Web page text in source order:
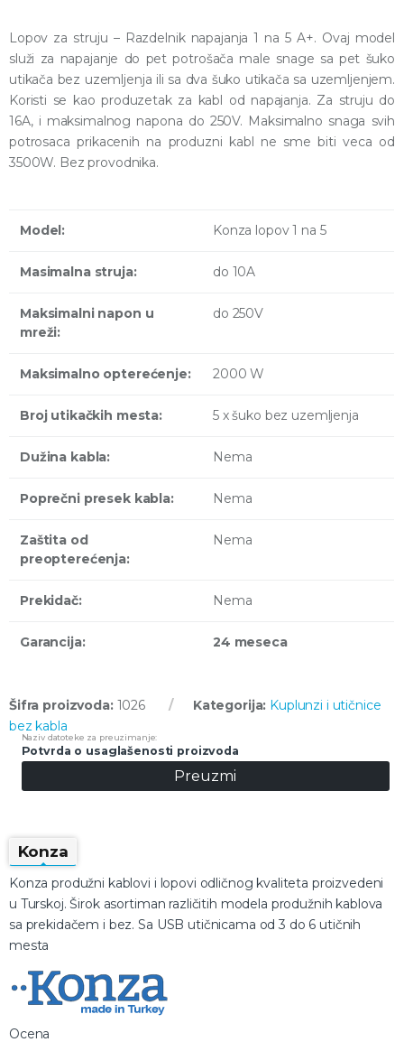
Lopov za struju – Razdelnik napajanja 1 na 5 A+. Ovaj model
služi za napajanje do pet potrošača male snage sa pet šuko
utikača bez uzemljenja ili sa dva šuko utikača sa uzemljenjem.
Koristi se kao produzetak za kabl od napajanja. Za struju do
16A, i maksimalnog napona do 250V. Maksimalno snaga svih
potrosaca prikacenih na produzni kabl ne sme biti veca od
3500W. Bez provodnika.
Model: Konza lopov 1 na 5
Masimalna struja: do 10A
Maksimalni napon u
mreži:
do 250V
Maksimalno opterećenje: 2000 W
Broj utikačkih mesta: 5 x šuko bez uzemljenja
Dužina kabla: Nema
Poprečni presek kabla: Nema
Zaštita od
preopterećenja:
Nema
Prekidač: Nema
Garancija: 24 meseca
Šifra proizvoda: 1026 Kategorija: Kuplunzi i utičnice
bez kabla
Potvrda o usaglašenosti proizvoda
Preuzmi
Konza
Konza produžni kablovi i lopovi odličnog kvaliteta proizvedeni
u Turskoj. Širok asortiman različitih modela produžnih kablova
sa prekidačem i bez. Sa USB utičnicama od 3 do 6 utičnih
mesta
Ocena